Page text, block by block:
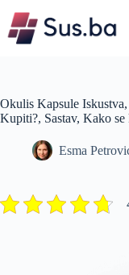
content
Okulis Kapsule
Kupiti?, Sastav, Kako se
Esma